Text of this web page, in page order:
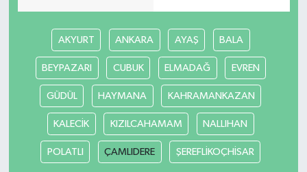
AKYURT ANKARA AYAŞ BALA
BEYPAZARI CUBUK ELMADAĞ EVREN
GÜDÜL HAYMANA KAHRAMANKAZAN
KALECİK KIZILCAHAMAM NALLIHAN
POLATLI ÇAMLIDERE ŞEREFLİKOÇHİSAR